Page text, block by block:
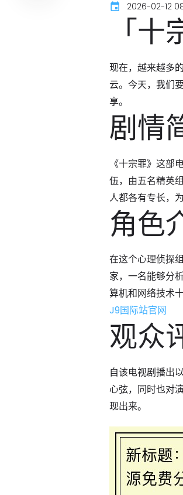
2026-02-12
「
现在，越来越多
云。今天，我们
享。
剧情
《十宗罪》这部
伍，由五名精英
人都各有专长，
角色
在这个心理侦探
家，一名能够分
算机和网络技术
J9国际站官网
观众
自该电视剧播出
心弦，同时也对
现出来。